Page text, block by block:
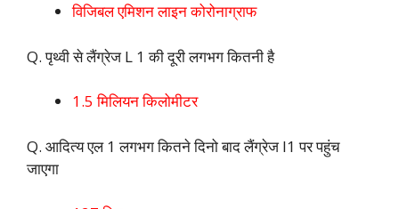
विजिबल एमिशन लाइन कोरोनाग्राफ
Q. पृथ्वी से लैंग्रेज L 1 की दूरी लगभग कितनी है
1.5 मिलियन किलोमीटर
Q. आदित्य एल 1 लगभग कितने दिनो बाद लैंग्रेज l1 पर पहुंच
जाएगा